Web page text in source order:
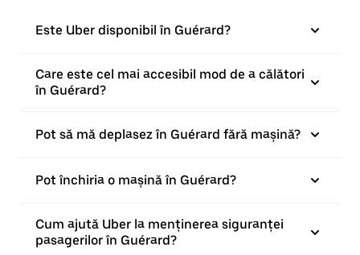
Este Uber disponibil în Guérard?
Care este cel mai accesibil mod de a călători
în Guérard?
Pot să mă deplasez în Guérard fără mașină?
Pot închiria o mașină în Guérard?
Cum ajută Uber la menținerea siguranței
pasagerilor în Guérard?